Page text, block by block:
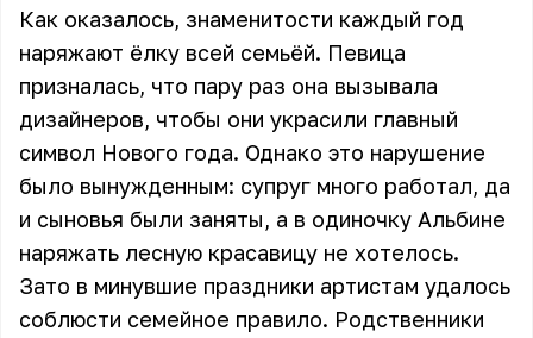
Как оказалось, знаменитости каждый год
наряжают ёлку всей семьёй. Певица
призналась, что пару раз она вызывала
дизайнеров, чтобы они украсили главный
символ Нового года. Однако это нарушение
было вынужденным: супруг много работал, да
и сыновья были заняты, а в одиночку Альбине
наряжать лесную красавицу не хотелось.
Зато в минувшие праздники артистам удалось
соблюсти семейное правило. Родственники